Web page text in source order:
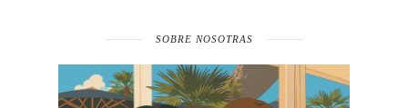
SOBRE NOSOTRAS